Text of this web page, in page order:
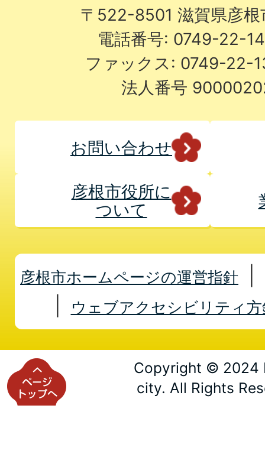
〒522-8501 滋賀県彦
電話番号: 0749-22-
ファックス: 0749-22-
法人番号
お問い合わせ
彦根市役所に
ついて
彦根市ホームページの運営指針
ウェブアクセシビリティ方
Copyright © 2024
city. All Rights